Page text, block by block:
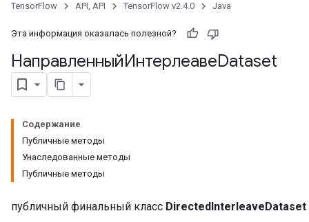
TensorFlow API, API TensorFlow v2.4.0 Java
Эта информация оказалась полезной?
НаправленныйИнтерлеавеDataset
Содержание
Публичные методы
Унаследованные методы
Публичные методы
публичный финальный класс DirectedInterleaveDataset